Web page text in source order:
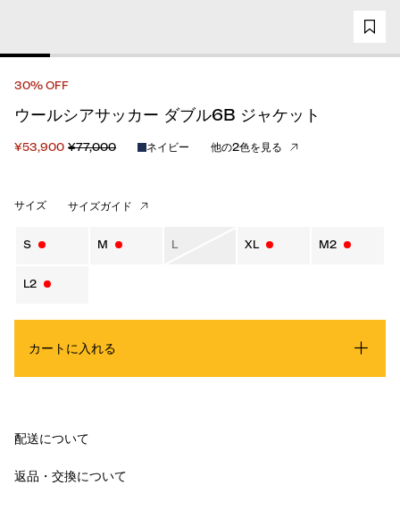
30% OFF
ウールシアサッカー ダブル6B ジャケット
¥53,900 ¥77,000 ネイビー 他の2色を見る
サイズ サイズガイド
S M L XL M2
L2
カートに入れる
配送について
返品・交換について